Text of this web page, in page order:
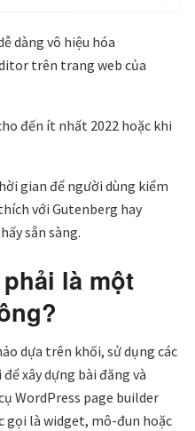
dàng vô hiệu hóa
trên trang web của
đến ít nhất 2022 hoặc khi
gian để người dùng kiểm
với Gutenberg hay
sẵn sàng.
là một
dựa trên khối, sử dụng các
xây dựng bài đăng và
WordPress page builder
gọi là widget, mô-đun hoặc